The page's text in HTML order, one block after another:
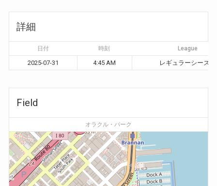
詳細
日付 時刻 League
2025-07-31 4:45 AM レギュラーシーズン
Field
オラクル・パーク